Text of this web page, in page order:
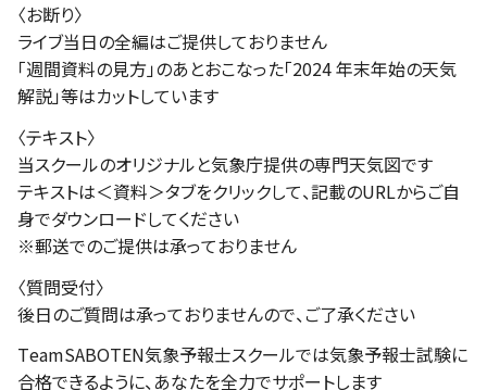
〈お断り〉
ライブ当日の全編はご提供しておりません
「週間資料の見方」のあとおこなった「2024 年末年始の天気
解説」等はカットしています
〈テキスト〉
当スクールのオリジナルと気象庁提供の専門天気図です
テキストは＜資料＞タブをクリックして、記載のURLからご自
身でダウンロードしてください
※郵送でのご提供は承っておりません
〈質問受付〉
後日のご質問は承っておりませんので、ご了承ください
TeamSABOTEN気象予報士スクールでは気象予報士試験に
合格できるように、あなたを全力でサポートします